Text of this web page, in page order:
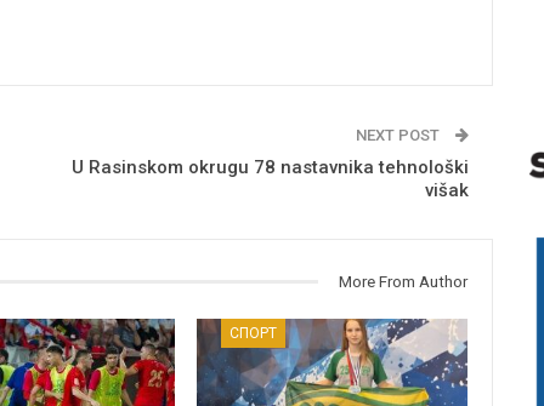
NEXT POST
U Rasinskom okrugu 78 nastavnika tehnološki
višak
More From Author
СПОРТ